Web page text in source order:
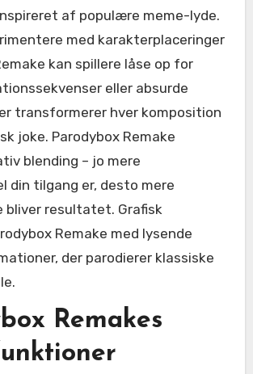
af populære meme-lyde.
med karakterplaceringer
kan spillere låse op for
eller absurde
transformerer hver komposition
joke. Parodybox Remake
blending – jo mere
din tilgang er, desto mere
bliver resultatet. Grafisk
Remake med lysende
der parodierer klassiske
Remakes